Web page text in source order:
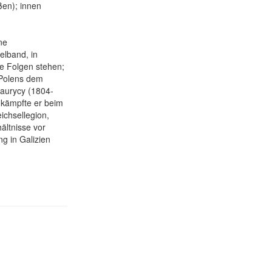
innen
in
Folgen stehen;
dem
(1804-
er beim
vor
in Galizien